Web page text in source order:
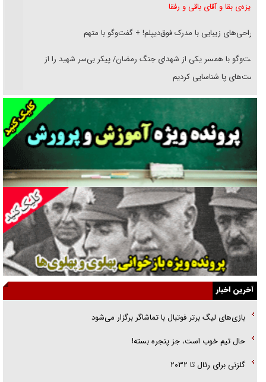
غریزه‌ی بقا و آقای باقی و رفقا
جراحی‌های زیبایی با مدرک فوق‌دیپلم! + گفت‌وگو با متهم
گفت‌وگو با همسر یکی از شهدای جنگ رمضان/ پیکر بی‌سر شهید را از
انگشت‌های پا شناسایی کردیم
نسلی که آنلاین الگو می‌گیرد
گفت‌وگو با آیت‌الله جاودان/ جفای مخالفان مکانت معنوی رهبر شهید را
ارتقا می‌داد
راننده مست به قانون می‌خندد
همه آقای دوربینی شده‌ایم!
قصه ناتمام سرویس مدارس
آیا مقاومت فلسطین خلع‌سلاح می‌شود؟
الگوی وحدت‌آفرین در ادراک سیاست خارجی
گفتگوی دکتر اخوان مدیرمسئول روزنامه جوان با برنامه تلویزیونی «نبرد
هرمز»
امام حسین (ع) کشته سیرت‌های عصر جاهلی شد
فریاد‌ها و ناله‌های دوستان مبارزدلم را آتش می‌زد
آخرین اخبار
بازی‌های لیگ برتر فوتبال با تماشاگر برگزار می‌شود
حال تیم خوب است، جز پنجره بسته!
گلزنی برای رئال تا ۲۰۳۲